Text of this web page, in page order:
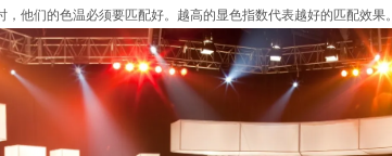
他们的色温必须要匹配好。越高的显色指数代表越好的匹配效果。